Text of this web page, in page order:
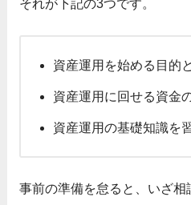
それが下記の3つです。
資産運用を始める目的
資産運用に回せる資金
資産運用の基礎知識を
事前の準備を怠ると、いざ